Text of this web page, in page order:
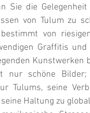
Sie die
von Tulum zu
von
Graffitis und
Kunstwerken
nur schöne
Tulums, seine
Haltung zu